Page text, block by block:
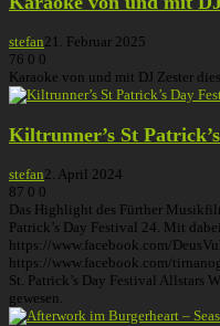
stefan21. Februar 2025
76 0 0
Karaoke von und mit DJ Zester
Kiltrunner’s St
stefan2. April 2024
87 0 0
Das Highlight des Fürther
Patrick’s Day Festival 24. Mit
https://www.facebook.com/
https://www.facebook.com/
St. Patrick’s Day Festival Allstars
gewesen.